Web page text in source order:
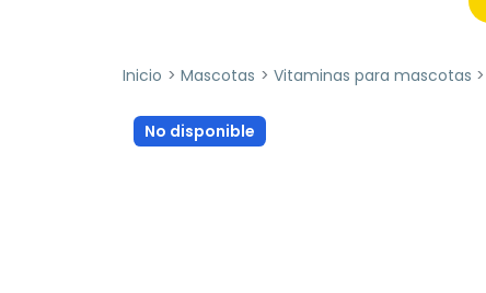
Inicio Mascotas Vitaminas para mascotas
No disponible